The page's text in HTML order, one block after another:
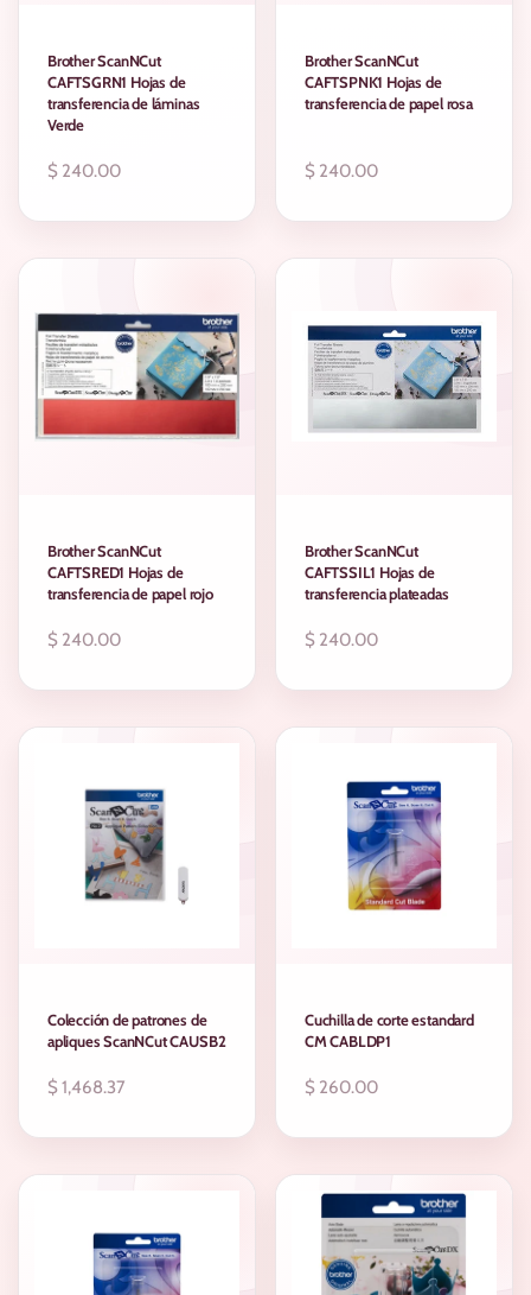
Brother ScanNCut
CAFTSGRN1 Hojas de
transferencia de láminas
Verde
Precio
$ 240.00
Brother ScanNCut
CAFTSPNK1 Hojas de
transferencia de papel rosa
Precio
$ 240.00
Brother ScanNCut
CAFTSRED1 Hojas de
transferencia de papel rojo
Precio
$ 240.00
AGOTADO
Brother ScanNCut
CAFTSSIL1 Hojas de
transferencia plateadas
Precio
$ 240.00
Colección de patrones de
apliques ScanNCut CAUSB2
Precio
$ 1,468.37
Cuchilla de corte estandard
CM CABLDP1
Precio
$ 260.00